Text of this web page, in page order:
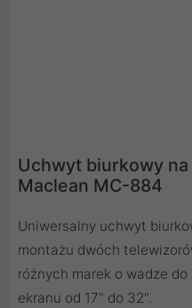
Uchwyt biurkowy na
Maclean MC-884
Uniwersalny uchwyt
montażu dwóch
różnych marek o wadze
ekranu od 17" do 32".